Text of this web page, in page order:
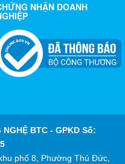
NHẬN DOANH
NGHỆ BTC - GPKD Số:
phố 8, Phường Thủ Đức,